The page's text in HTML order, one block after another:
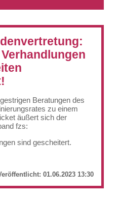
Beratungen des
zu einem
äußert sich der
fzs:
sind gescheitert.
01.06.2023 13:30